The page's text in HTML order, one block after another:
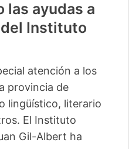
las ayudas a
Instituto
atención a los
provincia de
lingüístico, literario
El Instituto
Gil-Albert ha